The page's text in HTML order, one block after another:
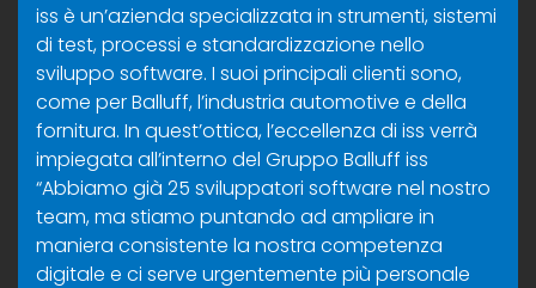
iss è un’azienda specializzata in strumenti, sistemi
di test, processi e standardizzazione nello
sviluppo software. I suoi principali clienti sono,
come per Balluff, l’industria automotive e della
fornitura. In quest’ottica, l’eccellenza di iss verrà
impiegata all’interno del Gruppo Balluff iss
“Abbiamo già 25 sviluppatori software nel nostro
team, ma stiamo puntando ad ampliare in
maniera consistente la nostra competenza
digitale e ci serve urgentemente più personale